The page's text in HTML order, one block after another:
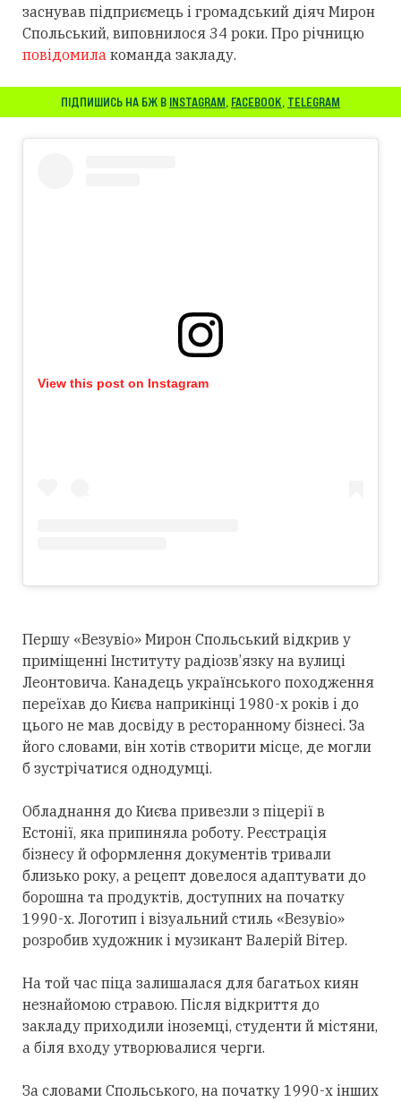
заснував підприємець і громадський діяч Мирон
Спольський, виповнилося 34 роки. Про річницю
повідомила команда закладу.
ПІДПИШИСЬ НА БЖ В INSTAGRAM, FACEBOOK, TELEGRAM
View this post on Instagram
Першу «Везувіо» Мирон Спольський відкрив у
приміщенні Інституту радіозв’язку на вулиці
Леонтовича. Канадець українського походження
переїхав до Києва наприкінці 1980-х років і до
цього не мав досвіду в ресторанному бізнесі. За
його словами, він хотів створити місце, де могли
б зустрічатися однодумці.
Обладнання до Києва привезли з піцерії в
Естонії, яка припиняла роботу. Реєстрація
бізнесу й оформлення документів тривали
близько року, а рецепт довелося адаптувати до
борошна та продуктів, доступних на початку
1990-х. Логотип і візуальний стиль «Везувіо»
розробив художник і музикант Валерій Вітер.
На той час піца залишалася для багатьох киян
незнайомою стравою. Після відкриття до
закладу приходили іноземці, студенти й містяни,
а біля входу утворювалися черги.
За словами Спольського, на початку 1990-х інших